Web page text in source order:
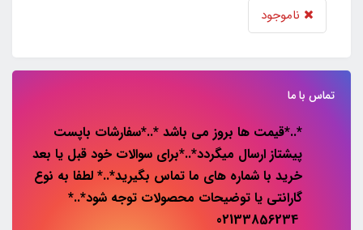
ناموجود
تماس با ما
*..*قیمت ها بروز می باشد *..*سفارشات باپست
پیشتاز ارسال میگردد*..*برای سوالات خود قبل یا بعد
خرید با شماره های ما تماس بگیرید*..* لطفا به نوع
گارانتی یا توضیحات محصولات توجه شود*..*